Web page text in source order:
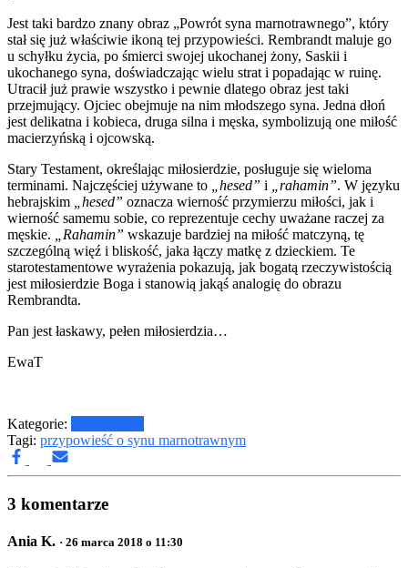
Jest taki bardzo znany obraz „Powrót syna marnotrawnego”, który
stał się już właściwie ikoną tej przypowieści. Rembrandt maluje go
u schyłku życia, po śmierci swojej ukochanej żony, Saskii i
ukochanego syna, doświadczając wielu strat i popadając w ruinę.
Utracił już prawie wszystko i pewnie dlatego obraz jest taki
przejmujący. Ojciec obejmuje na nim młodszego syna. Jedna dłoń
jest delikatna i kobieca, druga silna i męska, symbolizują one miłość
macierzyńską i ojcowską.
Stary Testament, określając miłosierdzie, posługuje się wieloma
terminami. Najczęściej używane to
„hesed” i „rahamin”. W języku
hebrajskim
„hesed” oznacza wierność przymierzu miłości, jak i
wierność samemu sobie, co reprezentuje cechy uważane raczej za
męskie.
„Rahamin” wskazuje bardziej na miłość matczyną, tę
szczególną więź i bliskość, jaka łączy matkę z dzieckiem. Te
starotestamentowe wyrażenia pokazują, jak bogatą rzeczywistością
jest miłosierdzie Boga i stanowią jakąś analogię do obrazu
Rembrandta.
Pan jest łaskawy, pełen miłosierdzia…
EwaT
Kategorie:
Tagi: przypowieść o synu marnotrawnym
3 komentarze
Ania K. · 26 marca 2018 o 11:30